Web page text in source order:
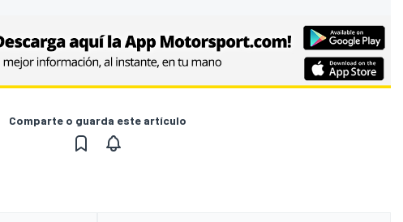
Comparte o guarda este artículo